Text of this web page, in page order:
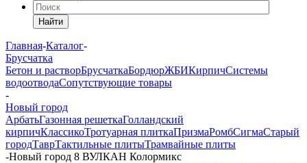
Найти
Главная-Каталог-
Брусчатка
Бетон и растворБрусчаткаБордюрЖБИКирпичСистемы
водоотводаСопутствующие товары
-
Новый город
АрбатьГазонная решеткаГолландский
кирпичКлассикоТротуарная плиткаПризмаРомбСигмаСтарый
городТаврТактильные плитыТрамвайные плиты
-Новый город 8 ВУЛКАН Колормикс